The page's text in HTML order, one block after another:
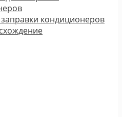
кондиционеров